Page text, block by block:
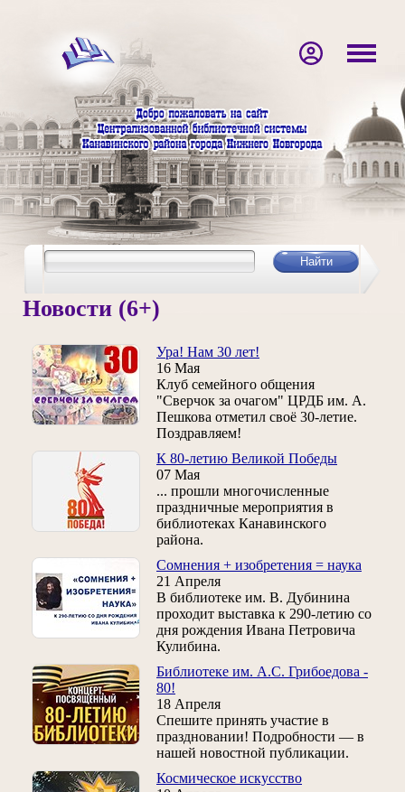
Новости (6+)
Ура! Нам 30 лет!
16 Мая
Клуб семейного общения
"Сверчок за очагом" ЦРДБ им. А.
Пешкова отметил своё 30-летие.
Поздравляем!
К 80-летию Великой Победы
07 Мая
... прошли многочисленные
праздничные мероприятия в
библиотеках Канавинского
района.
Сомнения + изобретения = наука
21 Апреля
В библиотеке им. В. Дубинина
проходит выставка к 290-летию со
дня рождения Ивана Петровича
Кулибина.
Библиотеке им. А.С. Грибоедова -
80!
18 Апреля
Спешите принять участие в
праздновании! Подробности — в
нашей новостной публикации.
Космическое искусство